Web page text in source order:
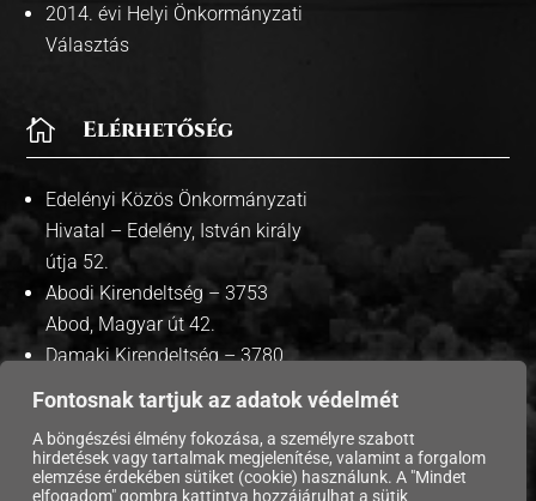
Fontosnak tartjuk az adatok védelmét
A böngészési élmény fokozása, a személyre szabott
hirdetések vagy tartalmak megjelenítése, valamint a forgalom
elemzése érdekében sütiket (cookie) használunk. A "Mindet
elfogadom" gombra kattintva hozzájárulhat a sütik
2014. évi Helyi Önkormányzati
Választás
 Elérhetőség
Edelényi Közös Önkormányzati
Hivatal – Edelény, István király
útja 52.
Abodi Kirendeltség – 3753
Abod, Magyar út 42.
Damaki Kirendeltség – 3780
Damak, Szabadság út 35.
Copyright © 2026 Edelény Város Önkormányzata. |